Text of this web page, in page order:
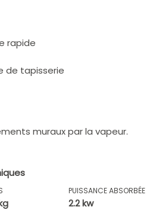
rapide
de tapisserie
muraux par la vapeur.
PUISSANCE ABSORBÉE
2.2 kw